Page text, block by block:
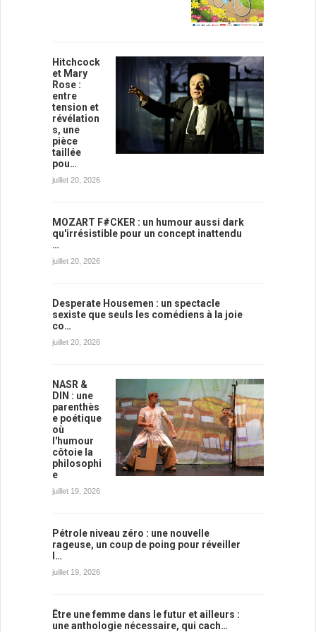
Hitchcock
et Mary
Rose :
entre
tension et
révélation
s, une
pièce
taillée
pou…
juillet 20, 2026
MOZART F#CKER : un humour aussi dark
qu'irrésistible pour un concept inattendu
…
juillet 20, 2026
Desperate Housemen : un spectacle
sexiste que seuls les comédiens à la joie
co…
juillet 20, 2026
NASR &
DIN : une
parenthès
e poétique
où
l'humour
côtoie la
philosophi
e
juillet 19, 2026
Pétrole niveau zéro : une nouvelle
rageuse, un coup de poing pour réveiller
l…
juillet 19, 2026
Être une femme dans le futur et ailleurs :
une anthologie nécessaire, qui cach…